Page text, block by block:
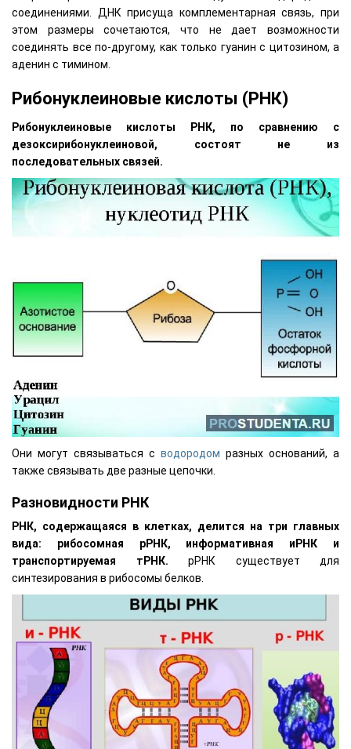
соединениями. ДНК присуща комплементарная связь, при
этом размеры сочетаются, что не дает возможности
соединять все по-другому, как только гуанин с цитозином, а
аденин с тимином.
Рибонуклеиновые кислоты (РНК)
Рибонуклеиновые кислоты РНК, по сравнению с
дезоксирибонуклеиновой, состоят не из
последовательных связей.
Они могут связываться с водородом разных оснований, а
также связывать две разные цепочки.
Разновидности РНК
РНК, содержащаяся в клетках, делится на три главных
вида: рибосомная рРНК, информативная иРНК и
транспортируемая тРНК. рРНК существует для
синтезирования в рибосомы белков.